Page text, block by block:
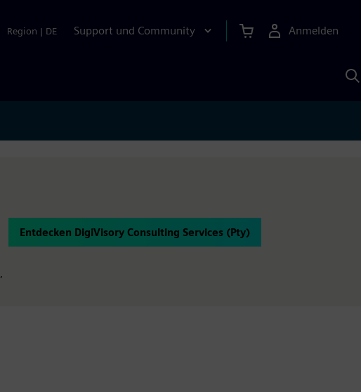
Region | DE Support und Community Anmelden
KI
Entdecken DigiVisory Consulting Services (Pty)